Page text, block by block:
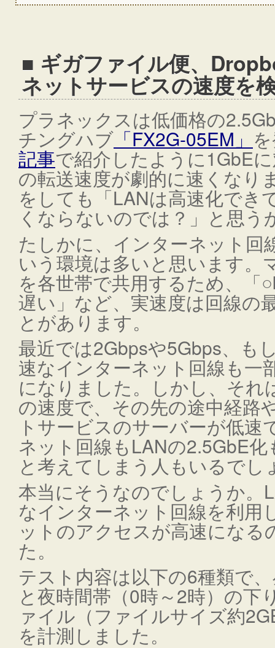
■ ギガファイル便、
ネットサービスの速度を
プラネックスは低価格の
チングハブ 「FX2G-05EM」
記事で紹介したように1GbE
の転送速度が劇的に速くなり
をしても「LANは高速化でき
くならないのでは？」と思う
たしかに、インターネット回
いう環境は多いと思います。
を各世帯で共用するため、「
遅い」など、実速度は回線の
とがあります。
最近では2Gbpsや5Gbps、も
速なインターネット回線も一
になりました。しかし、それ
の速度で、その先の途中経路
トサービスのサーバーが低
ネット回線もLANの2.5GbE
と考えてしまう人もいるでし
本当にそうなのでしょうか。
なインターネット回線を利用
ットのアクセスが高速にな
た。
テスト内容は以下の6種類で
と夜時間帯（0時～2時）の下
ァイル（ファイルサイズ約
を計測しました。